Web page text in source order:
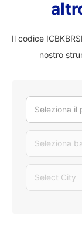
Il codice
nostro
Seleziona il
Seleziona
Select City